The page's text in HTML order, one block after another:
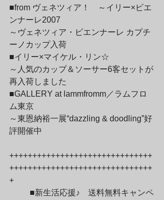
■from ヴェネツィア！　～イリー×ビエ
ンナーレ2007
～ヴェネツィア・ビエンナーレ カプチ
ーノカップ入荷
■イリー×マイケル・リン☆
～人気のカップ＆ソーサー6客セットが
再入荷しました
■GALLERY at lammfromm／ラムフロ
ム東京
～東恩納裕一展“dazzling & doodling”好
評開催中
+++++++++++++++++++++++++++++++
+++++++++++++++++++++++++++++++
+